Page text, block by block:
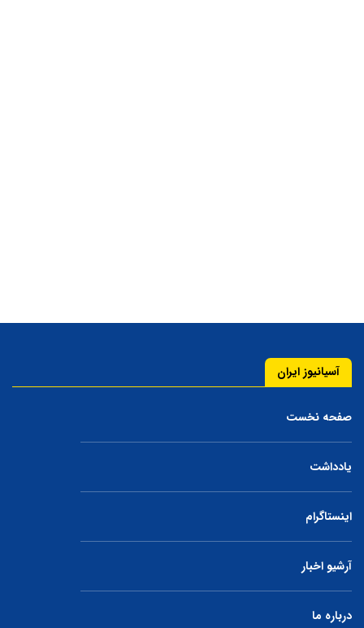
آسیانیوز ایران
صفحه نخست
یادداشت
اینستاگرام
آرشیو اخبار
درباره ما